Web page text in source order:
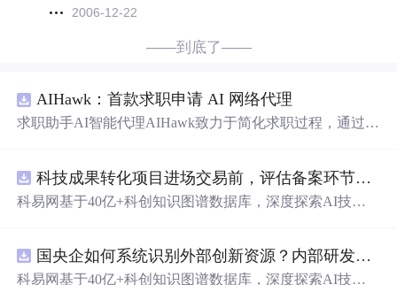
2006-12-22
——到底了——
AIHawk：首款求职申请 AI 网络代理
求职助手AI智能代理AIHawk致力于简化求职过程，通过自
科技成果转化项目进场交易前，评估备案环节需要准备哪些材料？.docx
科易网基于40亿+科创知识图谱数据库，深度探索AI技术
新领域的AI+数智化解决方案，推动科技创新与产业创新
智能化发展。
国央企如何系统识别外部创新资源？内部研发体系完善，但对外部高校、中小科技企业技术能力缺乏动态认知。.docx
科易网基于40亿+科创知识图谱数据库，深度探索AI技术